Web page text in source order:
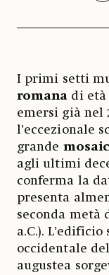
I primi setti
romana di età
emersi già nel
l’eccezionale
grande
agli ultimi
conferma la
presenta
seconda metà
a.C.).
occidentale
augustea